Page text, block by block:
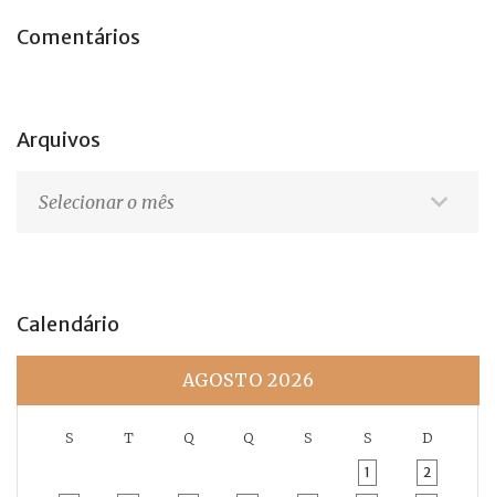
Comentários
Arquivos
Calendário
AGOSTO 2026
S T Q Q S S D
1 2